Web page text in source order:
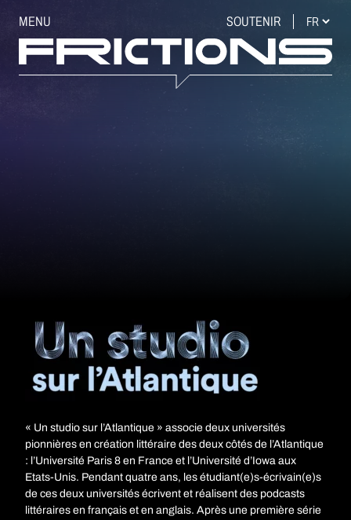
MENU SOUTENIR
« Un studio sur l’Atlantique » associe deux universités
pionnières en création littéraire des deux côtés de l’Atlantique
: l’Université Paris 8 en France et l’Université d’Iowa aux
Etats-Unis. Pendant quatre ans, les étudiant(e)s-écrivain(e)s
de ces deux universités écrivent et réalisent des podcasts
littéraires en français et en anglais. Après une première série